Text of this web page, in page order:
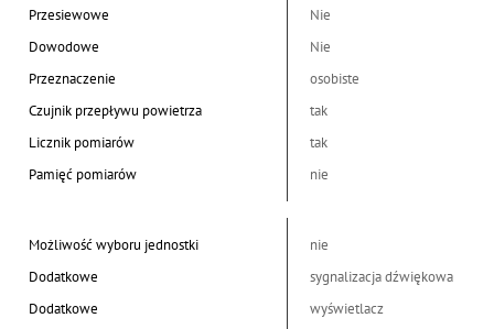
Przesiewowe
Nie
Dowodowe
Nie
Przeznaczenie
osobiste
Czujnik przepływu powietrza
tak
Licznik pomiarów
tak
Pamięć pomiarów
nie
Możliwość wyboru jednostki
nie
Dodatkowe
sygnalizacja dźwiękowa
Dodatkowe
wyświetlacz